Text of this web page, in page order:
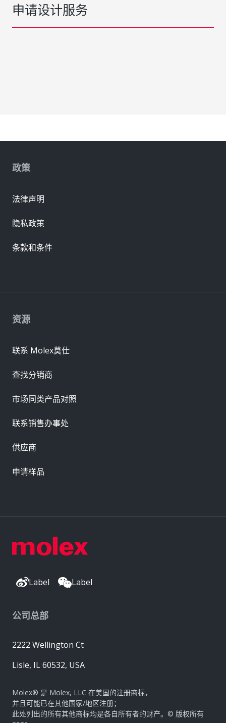
申请设计服务
Label Label
公司总部
2222 Wellington Ct
Lisle, IL 60532, USA
Molex® 是 Molex, LLC 在美国的注册商标，
并且可能已在其他国家/地区注册；
此处列出的所有其他商标均是各自所有者的财产。© 版权所有
资源
联系 Molex莫仕
查找分销商
市场同类产品对照
联系销售办事处
供应商
申请样品
政策
法律声明
隐私政策
条款和条件